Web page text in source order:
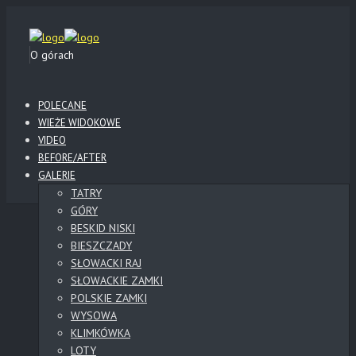
O górach
POLECANE
WIEŻE WIDOKOWE
VIDEO
BEFORE/AFTER
GALERIE
TATRY
GÓRY
BESKID NISKI
BIESZCZADY
SŁOWACKI RAJ
SŁOWACKIE ZAMKI
POLSKIE ZAMKI
WYSOWA
KLIMKÓWKA
LOTY